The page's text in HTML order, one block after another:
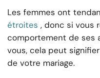
Les femmes ont
étroites , donc si vous
comportement de ses
vous, cela peut
de votre mariage.